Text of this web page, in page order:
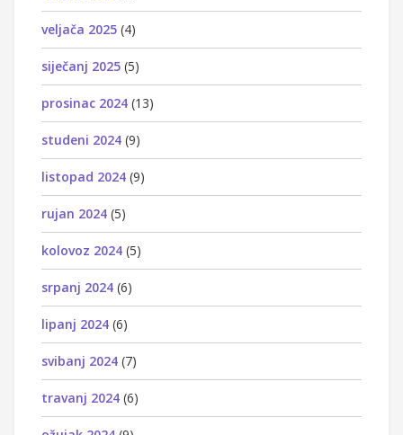
veljača 2025 (4)
siječanj 2025 (5)
prosinac 2024 (13)
studeni 2024 (9)
listopad 2024 (9)
rujan 2024 (5)
kolovoz 2024 (5)
srpanj 2024 (6)
lipanj 2024 (6)
svibanj 2024 (7)
travanj 2024 (6)